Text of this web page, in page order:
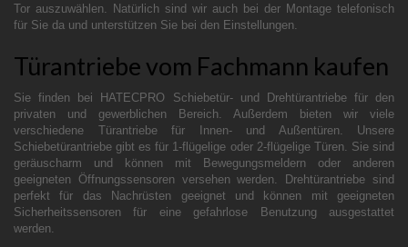
Tor auszuwählen. Natürlich sind wir auch bei der Montage telefonisch
für Sie da und unterstützen Sie bei den Einstellungen.
Türantriebe vom Fachmann kaufen
Sie finden bei HATECPRO Schiebetür- und Drehtürantriebe für den
privaten und gewerblichen Bereich. Außerdem bieten wir viele
verschiedene Türantriebe für Innen- und Außentüren. Unsere
Schiebetürantriebe gibt es für 1-flügelige oder 2-flügelige Türen. Sie sind
geräuscharm und können mit Bewegungsmeldern oder anderen
geeigneten Öffnungssensoren versehen werden. Drehtürantriebe sind
perfekt für das Nachrüsten geeignet und können mit geeigneten
Sicherheitssensoren für eine gefahrlose Benutzung ausgestattet
werden.